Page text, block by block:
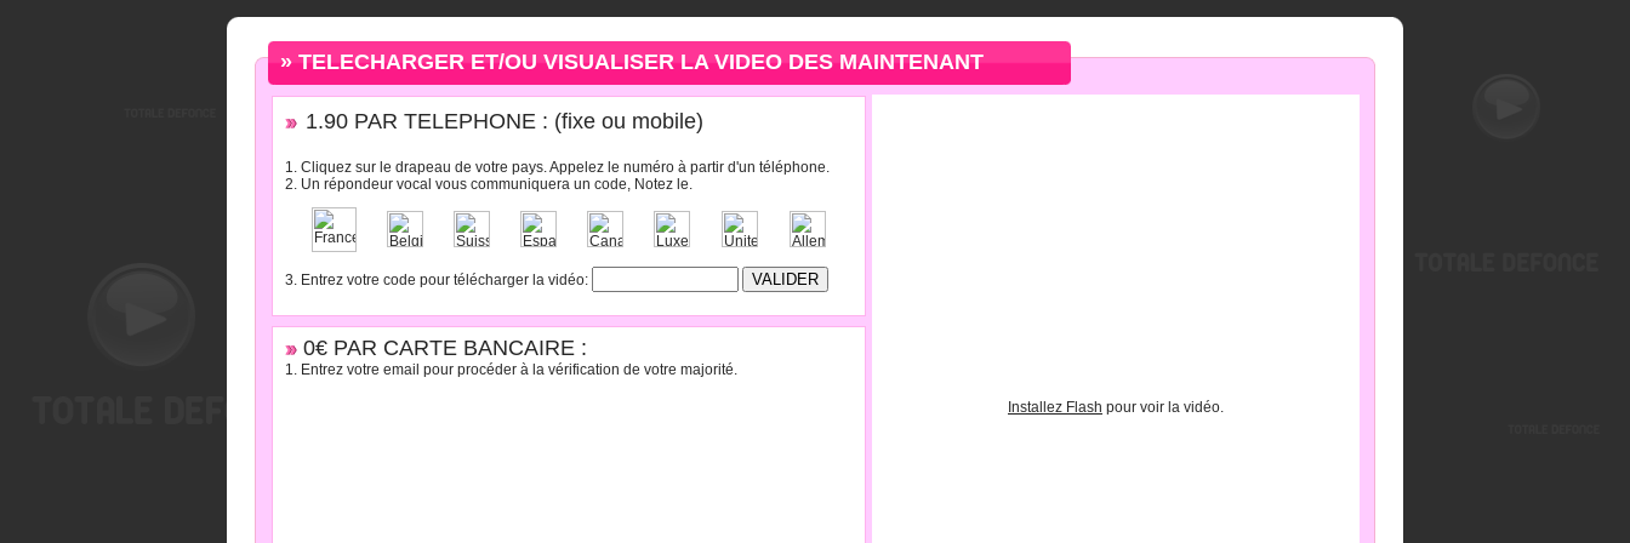
» TELECHARGER ET/OU VISUALISER LA VIDEO DES MAINTENANT
1.90 PAR TELEPHONE : (fixe ou mobile)
1. Cliquez sur le drapeau de votre pays. Appelez le numéro à partir d'un téléphone.
2. Un répondeur vocal vous communiquera un code, Notez le.
3. Entrez votre code pour télécharger la vidéo:
0€ PAR CARTE BANCAIRE :
1. Entrez votre email pour procéder à la vérification de votre majorité.
Installez Flash pour voir la vidéo.